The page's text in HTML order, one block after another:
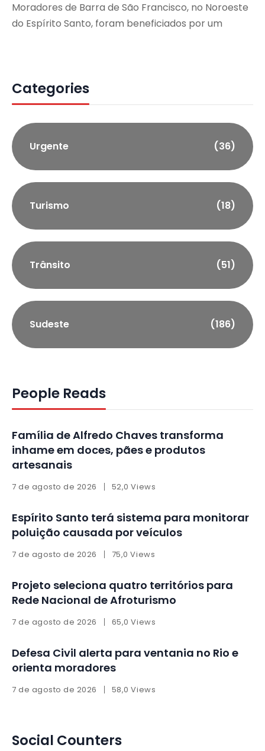
Moradores de Barra de São Francisco, no Noroeste
do Espírito Santo, foram beneficiados por um
Categories
Urgente (36)
Turismo (18)
Trânsito (51)
Sudeste (186)
People Reads
Família de Alfredo Chaves transforma
inhame em doces, pães e produtos
artesanais
7 de agosto de 2026 52,0 Views
Espírito Santo terá sistema para monitorar
poluição causada por veículos
7 de agosto de 2026 75,0 Views
Projeto seleciona quatro territórios para
Rede Nacional de Afroturismo
7 de agosto de 2026 65,0 Views
Defesa Civil alerta para ventania no Rio e
orienta moradores
7 de agosto de 2026 58,0 Views
Social Counters